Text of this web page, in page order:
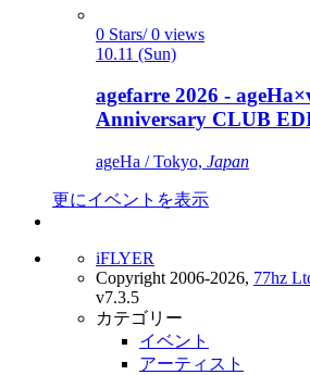
0 Stars/ 0 views
10.11 (Sun)
agefarre 2026 -
Anniversary CLUB
ageHa / Tokyo, Japan
更にイベントを表示
iFLYER
Copyright 2006-2026, 77hz
v7.3.5
カテゴリー
イベント
アーティスト